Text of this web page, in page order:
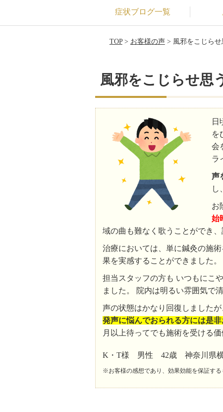
症状ブログ一覧
TOP> お客様の声> 風邪をこじらせ
風邪をこじらせ思
日
を
会
ラ
声
し
お
始
域の曲も難なく歌うことができ
治療においては、単に鍼灸の施
果を実感することができました。
担当スタッフの方も いつもにこ
ました。 院内は明るい雰囲気で
声の状態はかなり回復しました
発声に悩んでおられる方には是
月以上待ってでも施術を受ける
K・T様 男性 42歳 神奈川県
※お客様の感想であり、効果効能を保証する